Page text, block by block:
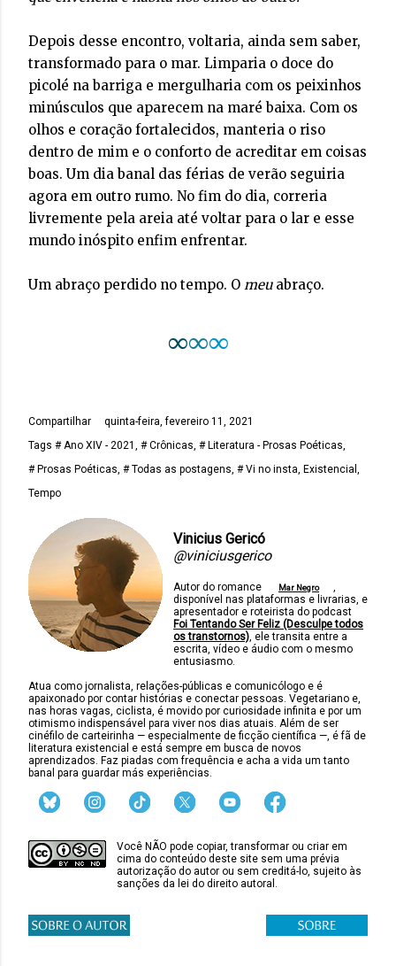
Depois desse encontro, voltaria, ainda sem saber,
transformado para o mar. Limparia o doce do
picolé na barriga e mergulharia com os peixinhos
minúsculos que aparecem na maré baixa. Com os
olhos e coração fortalecidos, manteria o riso
dentro de mim e o conforto de acreditar em coisas
boas. Um dia banal das férias de verão seguiria
agora em outro rumo. No fim do dia, correria
livremente pela areia até voltar para o lar e esse
mundo inóspito enfim enfrentar.
Um abraço perdido no tempo. O meuabraço.
∞∞∞
Compartilhar
quinta-feira, fevereiro 11, 2021
Tags # Ano XIV - 2021 # Crônicas # Literatura - Prosas Poéticas
# Prosas Poéticas # Todas as postagens # Vi no insta
Existencial
Tempo
Vinicius Gericó
@viniciusgerico
Autor do romance Mar Negro
,
disponível nas plataformas e livrarias, e
apresentador e roteirista do podcast
Foi Tentando Ser Feliz (Desculpe todos
os transtornos), ele transita entre a
escrita, vídeo e áudio com o mesmo
entusiasmo.
Atua como jornalista, relações-públicas e comunicólogo e é
apaixonado por contar histórias e conectar pessoas. Vegetariano e,
nas horas vagas, ciclista, é movido por curiosidade infinita e por um
otimismo indispensável para viver nos dias atuais. Além de ser
cinéfilo de carteirinha — especialmente de ficção científica —, é fã de
literatura existencial e está sempre em busca de novos
aprendizados. Faz piadas com frequência e acha a vida um tanto
banal para guardar más experiências.
Você NÃO pode copiar, transformar ou criar em
cima do conteúdo deste site sem uma prévia
autorização do autor ou sem creditá-lo, sujeito às
sanções da lei do direito autoral.